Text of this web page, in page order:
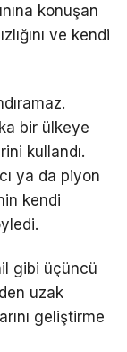
konuşan
ve kendi
bir ülkeye
kullandı.
ya da piyon
kendi
gibi üçüncü
uzak
geliştirme